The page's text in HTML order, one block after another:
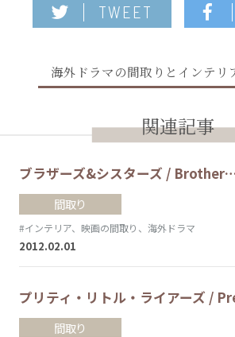
TWEET
海外ドラマの間取りとインテリ
関連記事
ブラザーズ&シスターズ /
間取り
#インテリア、映画の間取り、海外ドラマ
2012.02.01
プリティ・リトル・ライアーズ /
間取り